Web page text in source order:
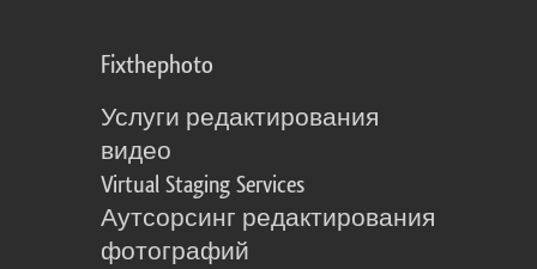
Fixthephoto
Услуги редактирования
видео
Virtual Staging Services
Аутсорсинг редактирования
фотографий